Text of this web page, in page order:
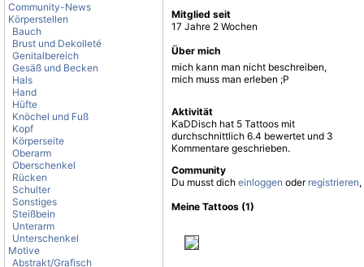
Community-News
Körperstellen
Bauch
Brust und Dekolleté
Genitalbereich
Gesäß und Becken
Hals
Hand
Hüfte
Knöchel und Fuß
Kopf
Körperseite
Oberarm
Oberschenkel
Rücken
Schulter
Sonstiges
Steißbein
Unterarm
Unterschenkel
Motive
Abstrakt/Grafisch
Mitglied seit
17 Jahre 2 Wochen
Über mich
mich kann man nicht beschreiben,
mich muss man erleben ;P
Aktivität
KaDDisch hat 5 Tattoos mit
durchschnittlich 6.4 bewertet und 3
Kommentare geschrieben.
Community
Du musst dich einloggen oder registrieren
Meine Tattoos (1)